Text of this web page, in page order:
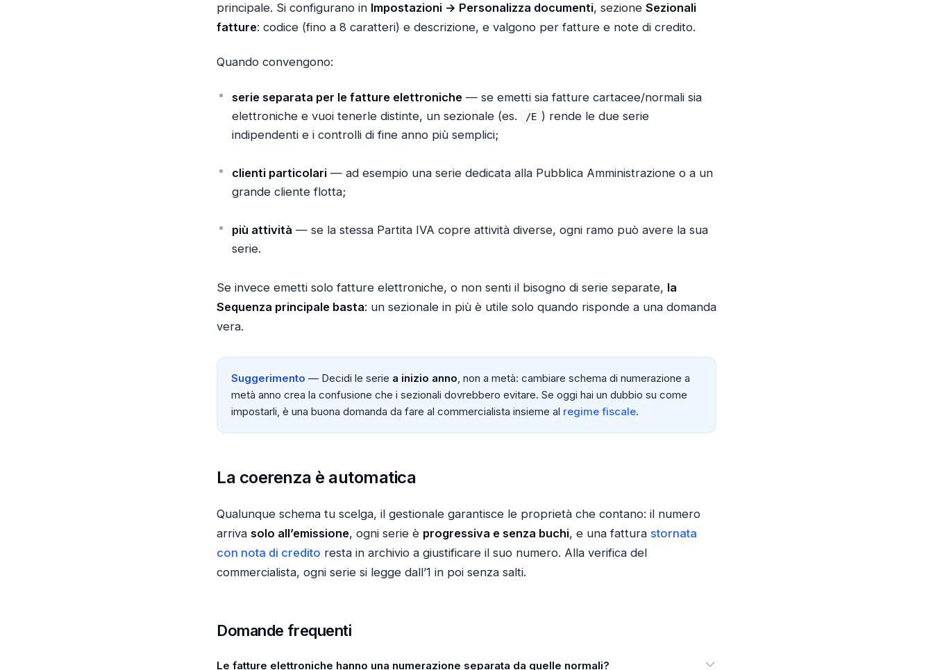
principale. Si configurano in Impostazioni → Personalizza documenti, sezione Sezionali
fatture: codice (fino a 8 caratteri) e descrizione, e valgono per fatture e note di credito.
Quando convengono:
serie separata per le fatture elettroniche — se emetti sia fatture cartacee/normali sia
elettroniche e vuoi tenerle distinte, un sezionale (es.
/E ) rende le due serie
indipendenti e i controlli di fine anno più semplici;
clienti particolari — ad esempio una serie dedicata alla Pubblica Amministrazione o a un
grande cliente flotta;
più attività — se la stessa Partita IVA copre attività diverse, ogni ramo può avere la sua
serie.
Se invece emetti solo fatture elettroniche, o non senti il bisogno di serie separate, la
Sequenza principale basta: un sezionale in più è utile solo quando risponde a una domanda
vera.
Suggerimento — Decidi le serie a inizio anno, non a metà: cambiare schema di numerazione a
metà anno crea la confusione che i sezionali dovrebbero evitare. Se oggi hai un dubbio su come
impostarli, è una buona domanda da fare al commercialista insieme al regime fiscale.
La coerenza è automatica
Qualunque schema tu scelga, il gestionale garantisce le proprietà che contano: il numero
arriva solo all’emissione, ogni serie è progressiva e senza buchi, e una fattura stornata
con nota di credito resta in archivio a giustificare il suo numero. Alla verifica del
commercialista, ogni serie si legge dall’1 in poi senza salti.
Domande frequenti
Le fatture elettroniche hanno una numerazione separata da quelle normali?